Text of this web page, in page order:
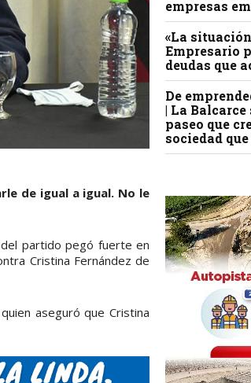
de igual a igual. No le
del partido pegó fuerte en
Cristina Fernández de
aseguró que Cristina
empresas
«La
Empresario
deudas que
De
| La
paseo que
sociedad